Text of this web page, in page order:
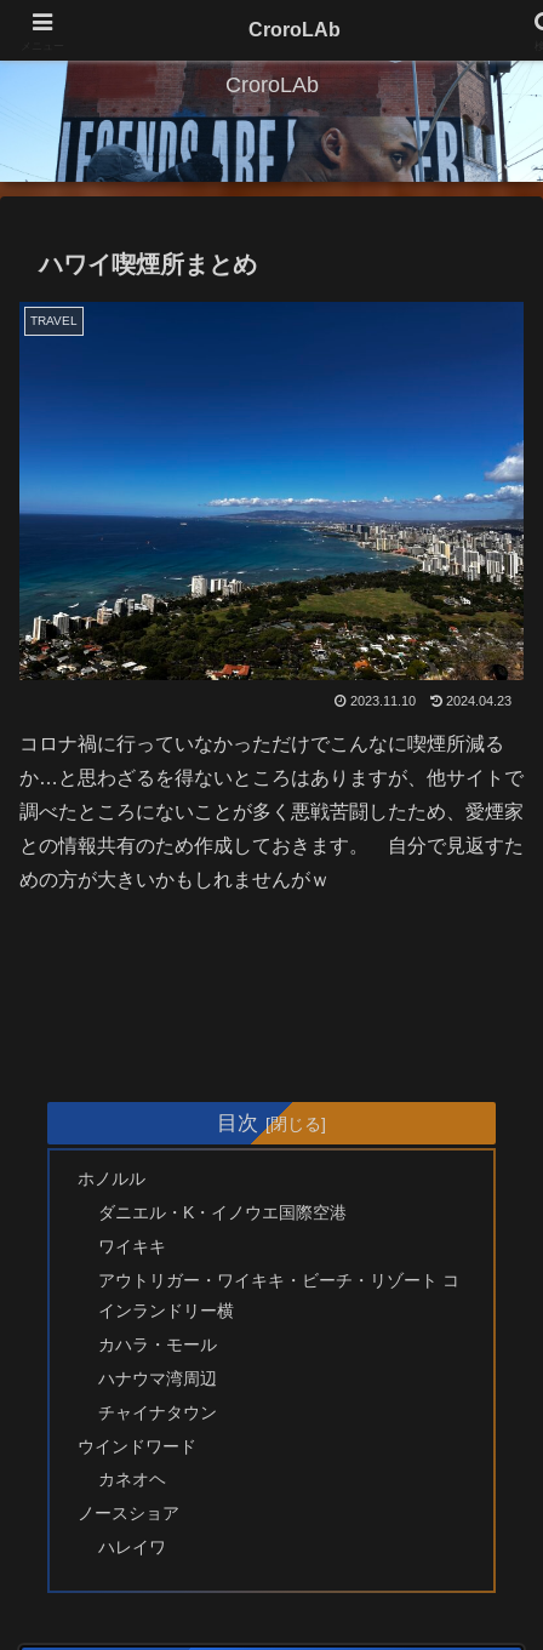
CroroLAb
ハワイ喫煙所まとめ
TRAVEL
2023.11.10 2024.04.23
コロナ禍に行っていなかっただけでこんなに喫煙所減る
か…と思わざるを得ないところはありますが、他サイトで
調べたところにないことが多く悪戦苦闘したため、愛煙家
との情報共有のため作成しておきます。 自分で見返すた
めの方が大きいかもしれませんがｗ
目次
ホノルル
ダニエル・K・イノウエ国際空港
ワイキキ
アウトリガー・ワイキキ・ビーチ・リゾート コ
インランドリー横
カハラ・モール
ハナウマ湾周辺
チャイナタウン
ウインドワード
カネオヘ
ノースショア
ハレイワ
CroroLAb